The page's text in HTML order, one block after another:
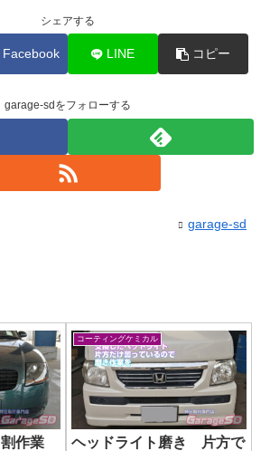
シェアする
Facebook LINE コピー
garage-sdをフォローする
garage-sd
作業
コーティングケミカル
ヘッドライト磨き 片方で